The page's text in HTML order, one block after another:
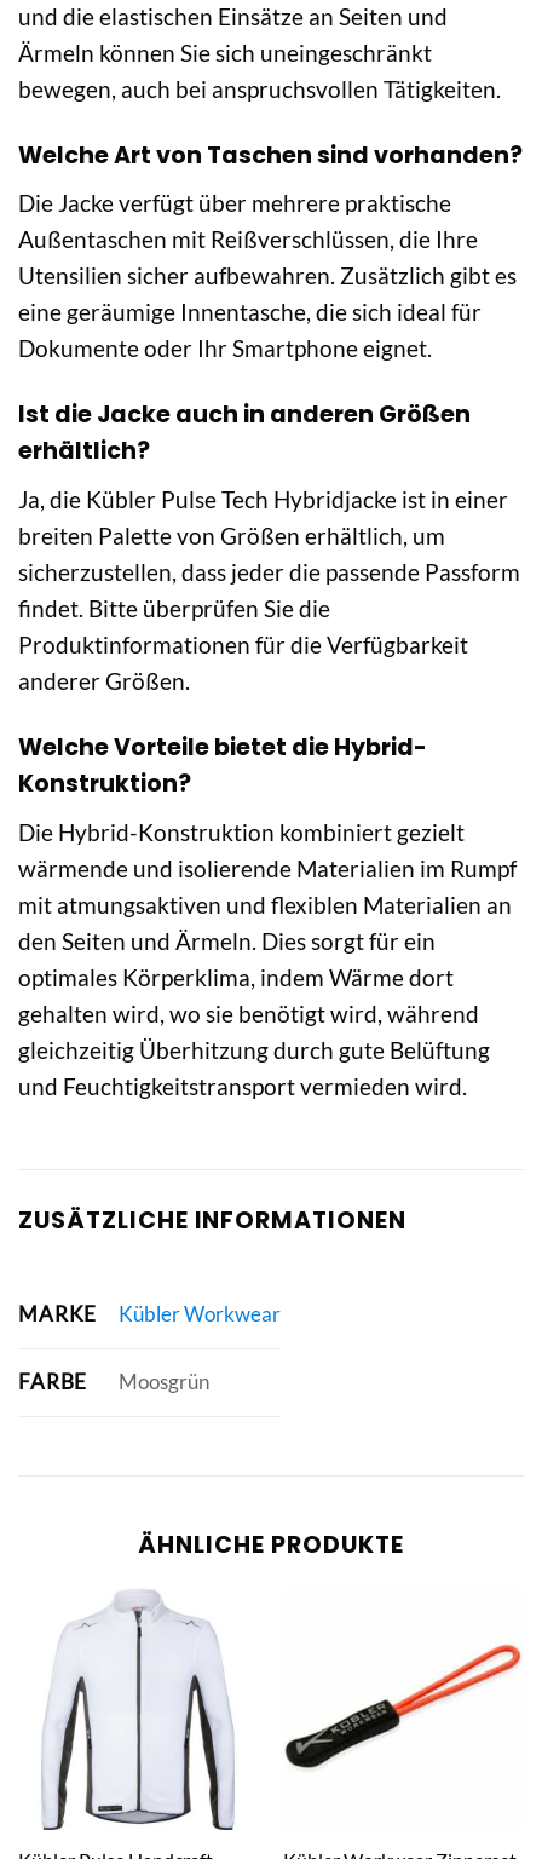
und die elastischen Einsätze an Seiten und
Ärmeln können Sie sich uneingeschränkt
bewegen, auch bei anspruchsvollen Tätigkeiten.
Welche Art von Taschen sind vorhanden?
Die Jacke verfügt über mehrere praktische
Außentaschen mit Reißverschlüssen, die Ihre
Utensilien sicher aufbewahren. Zusätzlich gibt es
eine geräumige Innentasche, die sich ideal für
Dokumente oder Ihr Smartphone eignet.
Ist die Jacke auch in anderen Größen
erhältlich?
Ja, die Kübler Pulse Tech Hybridjacke ist in einer
breiten Palette von Größen erhältlich, um
sicherzustellen, dass jeder die passende Passform
findet. Bitte überprüfen Sie die
Produktinformationen für die Verfügbarkeit
anderer Größen.
Welche Vorteile bietet die Hybrid-
Konstruktion?
Die Hybrid-Konstruktion kombiniert gezielt
wärmende und isolierende Materialien im Rumpf
mit atmungsaktiven und flexiblen Materialien an
den Seiten und Ärmeln. Dies sorgt für ein
optimales Körperklima, indem Wärme dort
gehalten wird, wo sie benötigt wird, während
gleichzeitig Überhitzung durch gute Belüftung
und Feuchtigkeitstransport vermieden wird.
ZUSÄTZLICHE INFORMATIONEN
MARKE Kübler Workwear
FARBE Moosgrün
ÄHNLICHE PRODUKTE